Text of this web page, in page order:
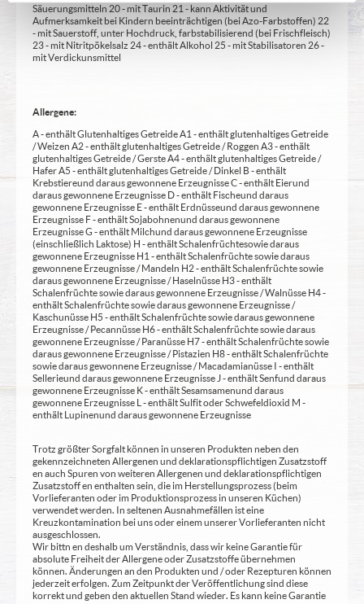
Säuerungsmitteln 20 - mit Taurin 21 - kann Aktivität und
Aufmerksamkeit bei Kindern beeinträchtigen (bei Azo-Farbstoffen) 22
- mit Sauerstoff, unter Hochdruck, farbstabilisierend (bei Frischfleisch)
23 - mit Nitritpökelsalz 24 - enthält Alkohol 25 - mit Stabilisatoren 26 -
mit Verdickunsmittel
Allergene:
A - enthält Glutenhaltiges Getreide A1 - enthält glutenhaltiges Getreide
/ Weizen A2 - enthält glutenhaltiges Getreide / Roggen A3 - enthält
glutenhaltiges Getreide / Gerste A4 - enthält glutenhaltiges Getreide /
Hafer A5 - enthält glutenhaltiges Getreide / Dinkel B - enthält
Krebstiere und daraus gewonnene Erzeugnisse C - enthält Eier und
daraus gewonnene Erzeugnisse D - enthält Fische und daraus
gewonnene Erzeugnisse E - enthält Erdnüsse und daraus gewonnene
Erzeugnisse F - enthält Sojabohnen und daraus gewonnene
Erzeugnisse G - enthält Milch und daraus gewonnene Erzeugnisse
(einschließlich Laktose) H - enthält Schalenfrüchte sowie daraus
gewonnene Erzeugnisse H1 - enthält Schalenfrüchte sowie daraus
gewonnene Erzeugnisse / Mandeln H2 - enthält Schalenfrüchte sowie
daraus gewonnene Erzeugnisse / Haselnüsse H3 - enthält
Schalenfrüchte sowie daraus gewonnene Erzeugnisse / Walnüsse H4 -
enthält Schalenfrüchte sowie daraus gewonnene Erzeugnisse /
Kaschunüsse H5 - enthält Schalenfrüchte sowie daraus gewonnene
Erzeugnisse / Pecannüsse H6 - enthält Schalenfrüchte sowie daraus
gewonnene Erzeugnisse / Paranüsse H7 - enthält Schalenfrüchte sowie
daraus gewonnene Erzeugnisse / Pistazien H8 - enthält Schalenfrüchte
sowie daraus gewonnene Erzeugnisse / Macadamianüsse I - enthält
Sellerie und daraus gewonnene Erzeugnisse J - enthält Senf und daraus
gewonnene Erzeugnisse K - enthält Sesamsamen und daraus
gewonnene Erzeugnisse L - enthält Sulfit oder Schwefeldioxid M -
enthält Lupinen und daraus gewonnene Erzeugnisse
Trotz größter Sorgfalt können in unseren Produkten neben den
gekennzeichneten Allergenen und deklarationspflichtigen Zusatzstoff
en auch Spuren von weiteren Allergenen und deklarationspflichtigen
Zusatzstoff en enthalten sein, die im Herstellungsprozess (beim
Vorlieferanten oder im Produktionsprozess in unseren Küchen)
verwendet werden. In seltenen Ausnahmefällen ist eine
Kreuzkontamination bei uns oder einem unserer Vorlieferanten nicht
ausgeschlossen.
Wir bittn en deshalb um Verständnis, dass wir keine Garantie für
absolute Freiheit der Allergene oder Zusatzstoffe übernehmen
können. Änderungen an den Produkten und / oder Rezepturen können
jederzeit erfolgen. Zum Zeitpunkt der Veröffentlichung sind diese
korrekt und geben den aktuellen Stand wieder. Es kann keine Garantie